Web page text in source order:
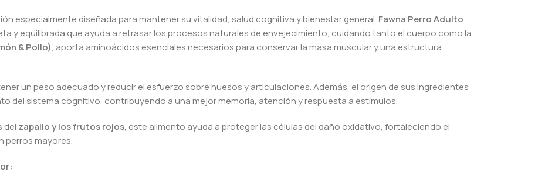
especialmente diseñada para mantener su vitalidad, salud cognitiva y bienestar general. Fawna Perro Adulto
y equilibrada que ayuda a retrasar los procesos naturales de envejecimiento, cuidando tanto el cuerpo como la
& Pollo), aporta aminoácidos esenciales necesarios para conservar la masa muscular y una estructura
un peso adecuado y reducir el esfuerzo sobre huesos y articulaciones. Además, el origen de sus ingredientes
del sistema cognitivo, contribuyendo a una mejor memoria, atención y respuesta a estímulos.
del zapallo y los frutos rojos, este alimento ayuda a proteger las células del daño oxidativo, fortaleciendo el
perros mayores.